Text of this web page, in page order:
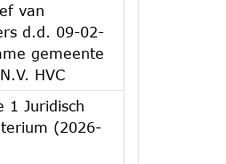
van
d.d. 09-02-
gemeente
HVC
1 Juridisch
(2026-